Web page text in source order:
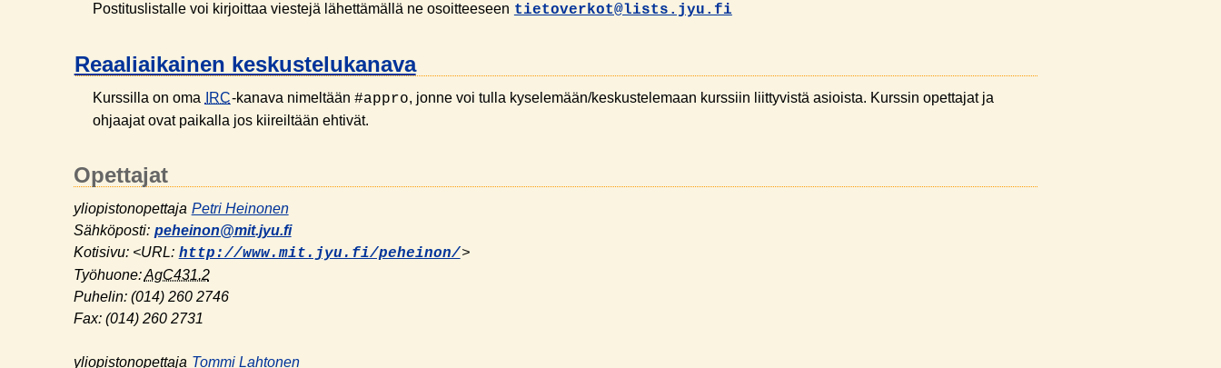
Postituslistalle voi kirjoittaa viestejä lähettämällä ne osoitteeseen tietoverkot@lists.jyu.fi
Reaaliaikainen keskustelukanava
Kurssilla on oma IRC-kanava nimeltään #appro, jonne voi tulla kyselemään/keskustelemaan kurssiin liittyvistä asioista. Kurssin opettajat ja
ohjaajat ovat paikalla jos kiireiltään ehtivät.
Opettajat
yliopistonopettaja Petri Heinonen
Sähköposti: peheinon@mit.jyu.fi
Kotisivu: <URL: http://www.mit.jyu.fi/peheinon/>
Työhuone:AgC431.2
Puhelin: (014) 260 2746
Fax: (014) 260 2731
yliopistonopettaja Tommi Lahtonen